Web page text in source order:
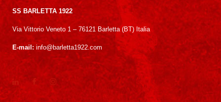
SS BARLETTA 1922
Via Vittorio Veneto 1 – 76121 Barletta (BT) Italia
E-mail: info@barletta1922.com